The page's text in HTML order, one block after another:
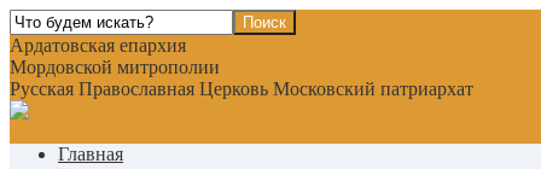
Ардатовская епархия
Мордовской митрополии
Русская Православная Церковь Московский патриархат
Главная